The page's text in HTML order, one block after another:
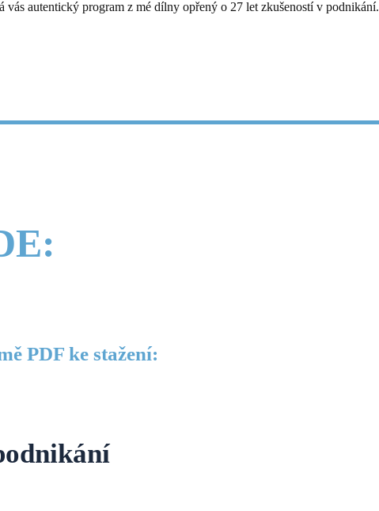
autentický program z mé dílny opřený o 27 let zkušeností v podnikání.
PDF ke stažení: